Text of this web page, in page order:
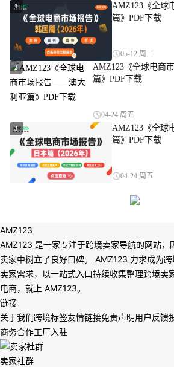
1
AMZ123《全
篇》PDF下载
05-12 周二
2
AMZ123《全球电商
篇》PDF下载
04-24 周五
3
AMZ123《全
篇》PDF下载
04-24 周五
AMZ123
AMZ123 是一家专注于跨境卖家导航的网站，
卖家中树立了良好口碑。 AMZ123 力求成为
卖家需求，以一站式入口持续收集整理跨境卖
电商，就上 AMZ123。
链接
关于我们跨境标签友情链接免责声明用户反馈
商务合作工厂入驻
卖家社群